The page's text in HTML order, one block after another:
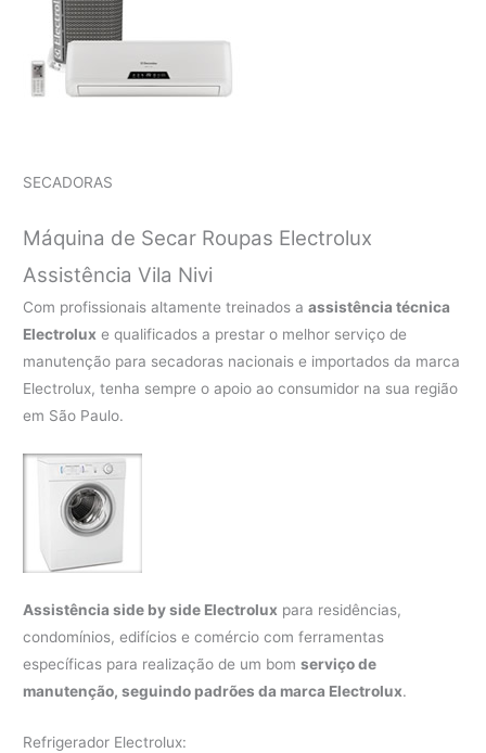
SECADORAS
Máquina de Secar Roupas Electrolux
Assistência Vila Nivi
Com profissionais altamente treinados aassistência técnica
Electrolux e qualificados a prestar o melhor serviço de
manutenção para secadoras nacionais e importados da marca
Electrolux, tenha sempre o apoio ao consumidor na sua região
em São Paulo.
Assistência side by side Electrolux para residências,
condomínios, edifícios e comércio com ferramentas
específicas para realização de um bomserviço de
manutenção, seguindo padrões da marca Electrolux.
Refrigerador Electrolux: